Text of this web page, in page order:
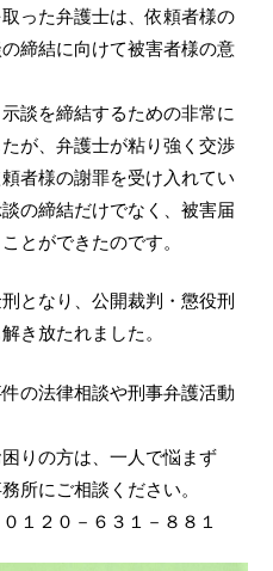
った弁護士は、依頼者様の
締結に向けて被害者様の意
談を締結するための非常に
が、弁護士が粘り強く交渉
者様の謝罪を受け入れてい
の締結だけでなく、被害届
とができたのです。
となり、公開裁判・懲役刑
き放たれました。
の法律相談や刑事弁護活動
りの方は、一人で悩まず
所にご相談ください。
１２０－６３１－８８１